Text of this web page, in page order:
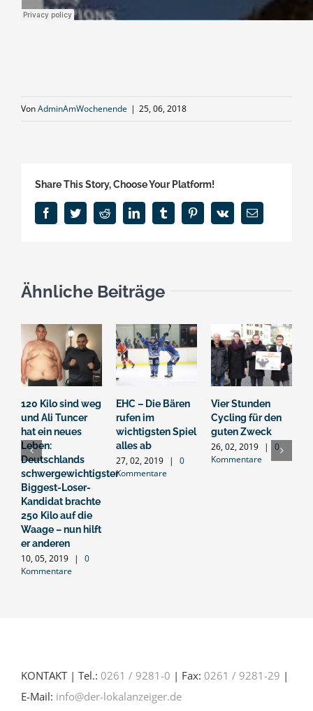
VonAdminAmWochenende | 25, 06, 2018
Share This Story, Choose Your Platform!
FacebookTwitterRedditLinkedInTumblr PinterestVk
E-
Mail
Ähnliche Beiträge
120 Kilo sind weg
und Ali Tuncer
hat ein neues
Leben:
Deutschlands
schwergewichtigster
Biggest-Loser-
Kandidat brachte
250 Kilo auf die
Waage – nun hilft
er anderen
10, 05, 2019 |
0
Kommentare
EHC – Die Bären
rufen im
wichtigsten Spiel
alles ab
27, 02, 2019 |
0
Kommentare
Vier Stunden
Cycling für den
guten Zweck
26, 02, 2019 |
0
Kommentare
KONTAKT | Tel.: 0261 / 9281-0 | Fax: 0261 / 9281-29 |
E-Mail: info@der-lokalanzeiger.de